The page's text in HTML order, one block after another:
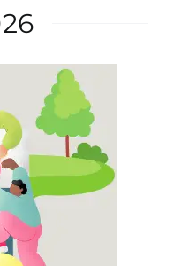
GESTIÓN
GALERÍA
CONTACTO
Eventos